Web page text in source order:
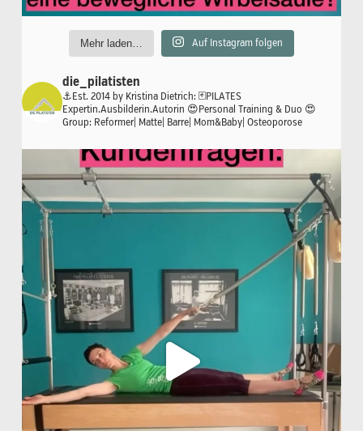
Mehr laden… Auf Instagram folgen
die_pilatisten
⚓️Est. 2014 by Kristina Dietrich: 🃏PILATES
Expertin.Ausbilderin.Autorin 😍Personal Training & Duo 😍
Group: Reformer| Matte| Barre| Mom&Baby| Osteoporose